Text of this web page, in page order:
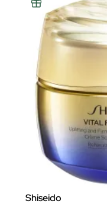
Shiseido